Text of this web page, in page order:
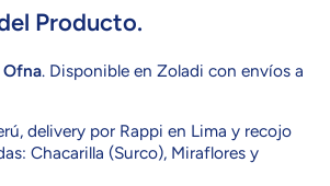
Producto.
Ofna. Disponible en Zoladi con envíos a
delivery por Rappi en Lima y recojo
Chacarilla (Surco), Miraflores y